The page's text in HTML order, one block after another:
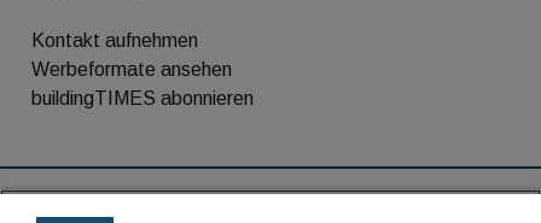
Kontakt aufnehmen
Werbeformate ansehen
buildingTIMES abonnieren